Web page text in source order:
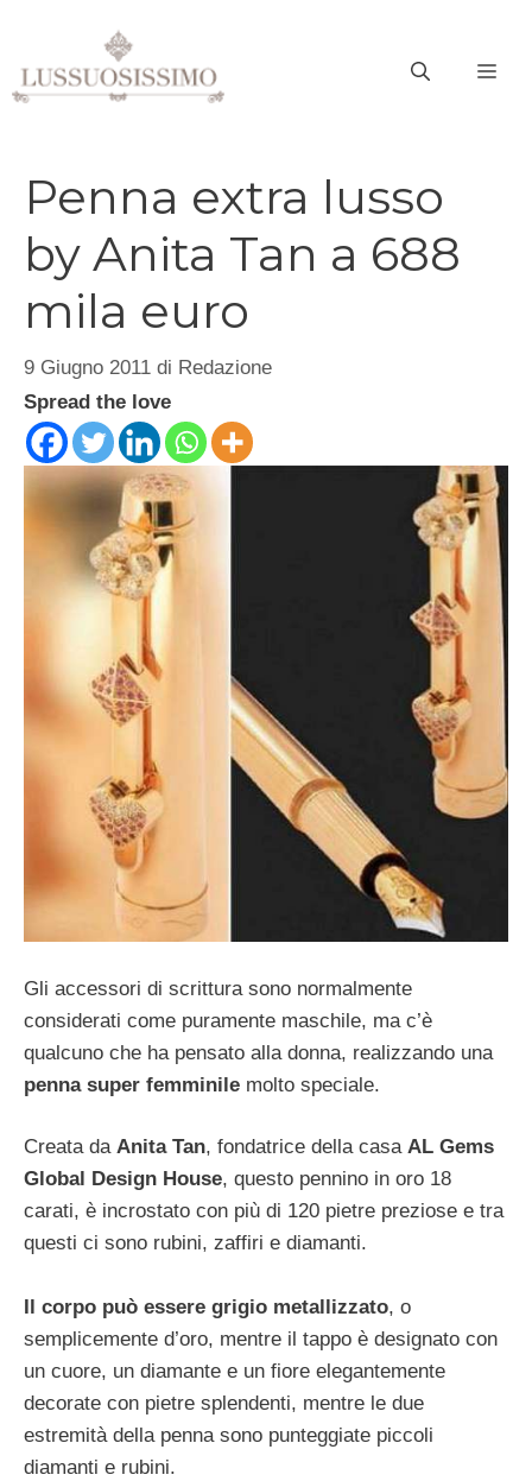
contenuto
Penna extra lusso
by Anita Tan a 688
mila euro
9 Giugno 2011 di Redazione
Spread the love
Gli accessori di scrittura sono normalmente
considerati come puramente maschile, ma c’è
qualcuno che ha pensato alla donna, realizzando una
penna super femminile molto speciale.
Creata da Anita Tan, fondatrice della casa AL Gems
Global Design House, questo pennino in oro 18
carati, è incrostato con più di 120 pietre preziose e tra
questi ci sono rubini, zaffiri e diamanti.
Il corpo può essere grigio metallizzato, o
semplicemente d’oro, mentre il tappo è designato con
un cuore, un diamante e un fiore elegantemente
decorate con pietre splendenti, mentre le due
estremità della penna sono punteggiate piccoli
diamanti e rubini.